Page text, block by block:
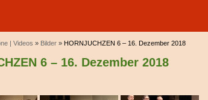
| Videos » Bilder » HORNJUCHZEN 6 – 16. Dezember 2018
6 – 16. Dezember 2018